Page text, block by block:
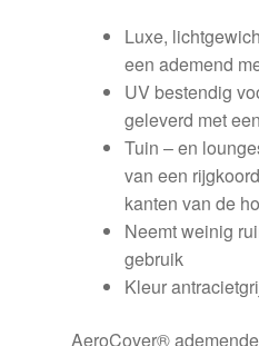
Luxe,
een ademend
UV bestendig
geleverd met
Tuin – en
van een
kanten van de
Neemt weinig
gebruik
Kleur
AeroCover®